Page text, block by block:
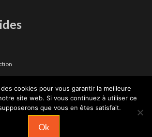
cookies pour vous garantir la meilleure
site web. Si vous continuez à utiliser ce
que vous en êtes satisfait.
Ok